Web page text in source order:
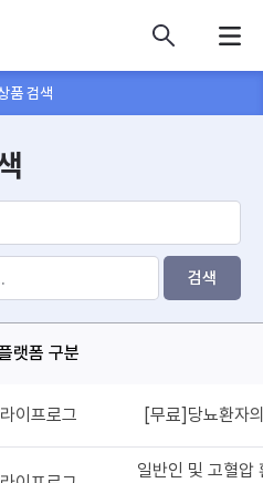
품 검색
검색
랫폼 구분
라이프로그 [무료]당뇨환자
일반인 및 고혈압